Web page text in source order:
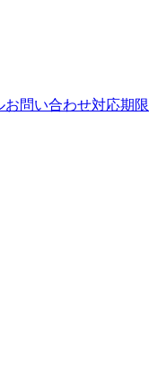
問い合わせ対応期限